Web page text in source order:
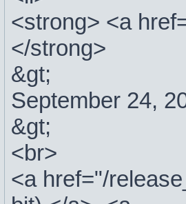
<strong> <a
</strong>
&gt;
September 24,
&gt;
<br>
<a href="/